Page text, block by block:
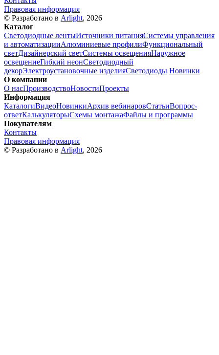
Правовая информация
© Разработано в Arlight, 2026
Каталог
Светодиодные лентыИсточники питанияСистемы управления
и автоматизацииАлюминиевые профилиФункциональный
светДизайнерский светСистемы освещенияНаружное
освещениеГибкий неонСветодиодный
декорЭлектроустановочные изделияСветодиоды Новинки
О компании
О насПроизводствоНовостиПроекты
Информация
КаталогиВидеоНовинкиАрхив вебинаровСтатьиВопрос-
ответКалькуляторыСхемы монтажаФайлы и программы
Покупателям
Контакты
Правовая информация
© Разработано в Arlight, 2026